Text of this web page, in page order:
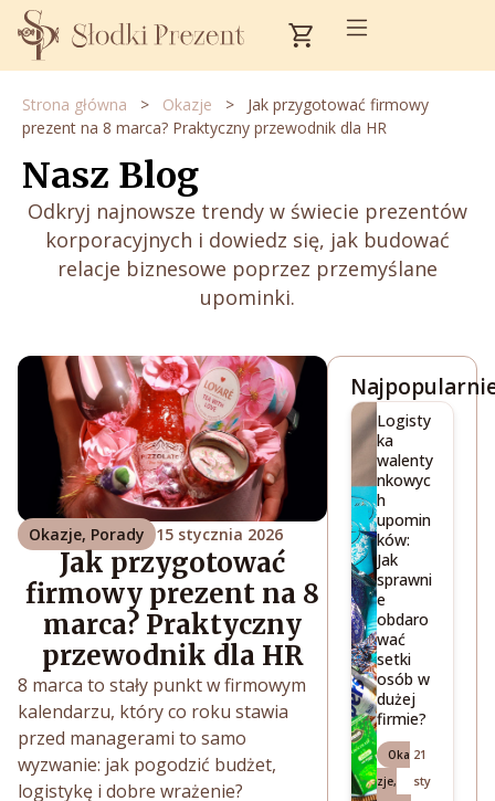
Przejdź
do
treści
Cart
Strona główna > Okazje >
Jak przygotować firmowy
prezent na 8 marca? Praktyczny przewodnik dla HR
Nasz Blog
Odkryj najnowsze trendy w świecie prezentów
korporacyjnych i dowiedz się, jak budować
relacje biznesowe poprzez przemyślane
upominki.
Okazje, Porady 15 stycznia 2026
Jak przygotować
firmowy prezent na 8
marca? Praktyczny
przewodnik dla HR
8 marca to stały punkt w firmowym
kalendarzu, który co roku stawia
przed managerami to samo
wyzwanie: jak pogodzić budżet,
logistykę i dobre wrażenie?
Logisty
ka
walenty
nkowyc
h
upomin
ków:
Jak
sprawni
e
obdaro
wać
setki
osób w
dużej
firmie?
Oka
zje,
21
sty